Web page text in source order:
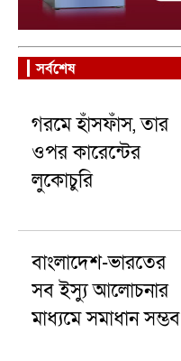
সর্বশেষ
গরমে হাঁসফাঁস, তার
ওপর কারেন্টের
লুকোচুরি
বাংলাদেশ-ভারতের
সব ইস্যু আলোচনার
মাধ্যমে সমাধান সম্ভব